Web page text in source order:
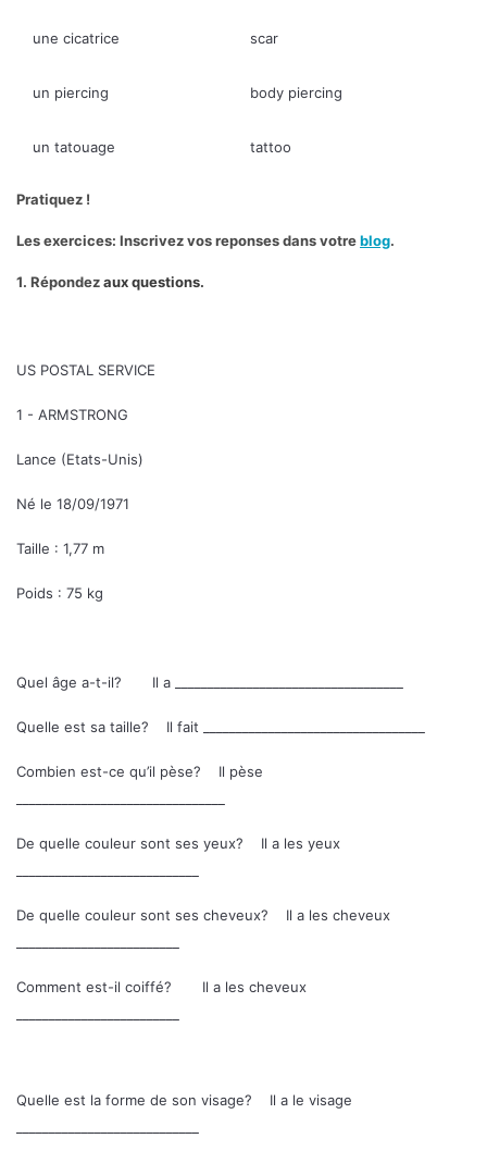
une cicatrice scar
un piercing body piercing
un tatouage tattoo
Pratiquez !
Les exercices: Inscrivez vos reponses dans votreblog.
1. Répondezaux questions.
US POSTAL SERVICE
1 - ARMSTRONG
Lance (Etats-Unis)
Né le 18/09/1971
Taille : 1,77 m
Poids : 75 kg
Quel âge a-t-il? Il a ___________________________________
Quelle est sa taille? Il fait __________________________________
Combien est-ce qu’il pèse? Il pèse
De quelle couleur sont ses yeux? Il a les yeux
De quelle couleur sont ses cheveux? Il a les cheveux
Comment est-il coiffé? Il a les cheveux
Quelle est la forme de son visage? Il a le visage